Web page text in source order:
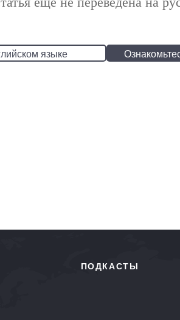
языке
ПОДКАСТЫ